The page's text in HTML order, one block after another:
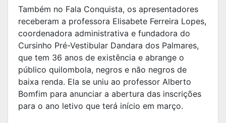
Também no Fala Conquista, os apresentadores
receberam a professora Elisabete Ferreira Lopes,
coordenadora administrativa e fundadora do
Cursinho Pré-Vestibular Dandara dos Palmares,
que tem 36 anos de existência e abrange o
público quilombola, negros e não negros de
baixa renda. Ela se uniu ao professor Alberto
Bomfim para anunciar a abertura das inscrições
para o ano letivo que terá início em março.